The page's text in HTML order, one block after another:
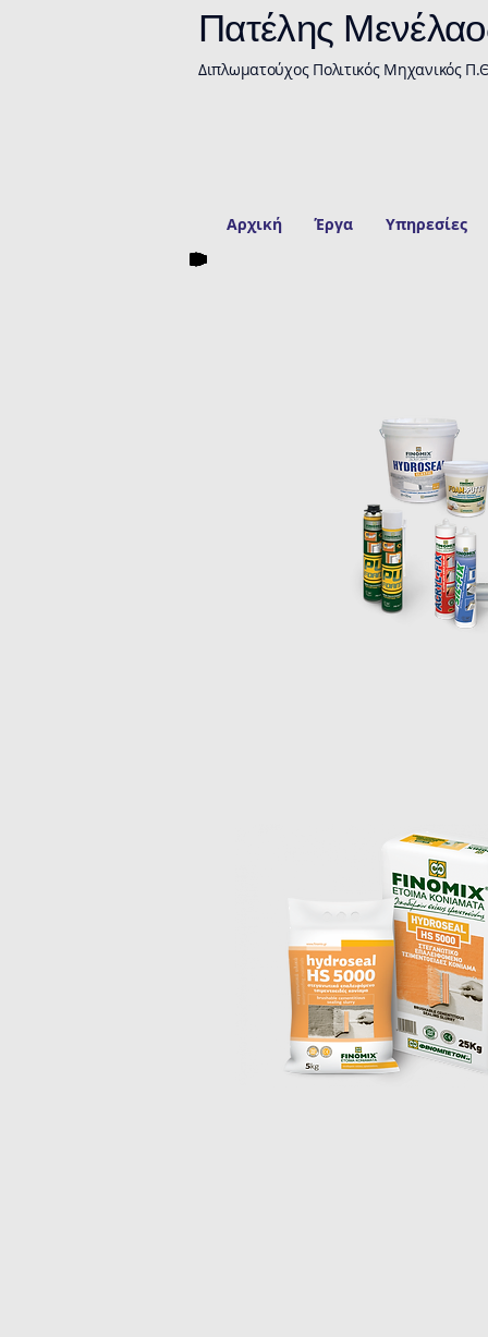
Πατέλης
Διπλωματούχος Πολιτικός Μηχανικός
Αρχική Έργα Υπηρεσίες